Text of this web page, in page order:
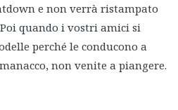
e non verrà ristampato
quando i vostri amici si
perché le conducono a
non venite a piangere.